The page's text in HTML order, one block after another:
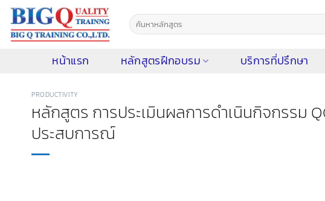
ข้าม
หน้าแรก หลักสูตรฝึกอบรม บริการที่ปรึกษา
PRODUCTIVITY
หลักสูตร การประเมินผลการดำเนินกิจกรรม
ประสบการณ์